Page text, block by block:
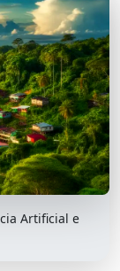
Artificial e